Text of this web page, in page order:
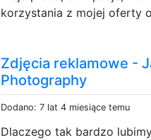
korzystania z mojej oferty
Zdjęcia reklamowe -
Photography
Dodano: 7 lat 4 miesiące temu
Dlaczego tak bardzo